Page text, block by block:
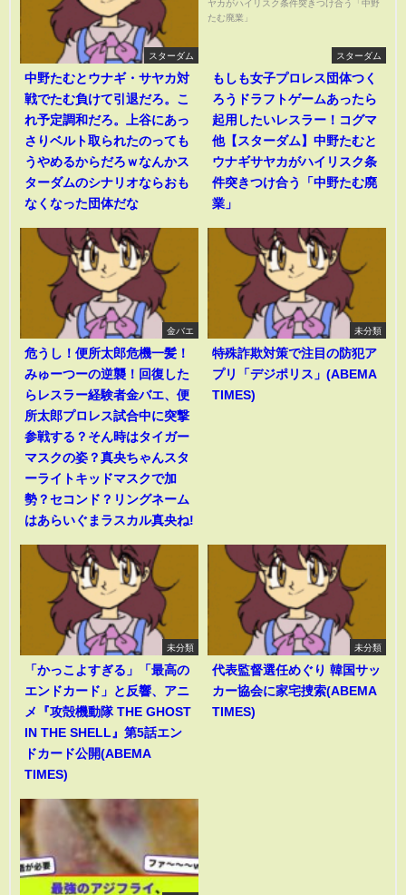
スターダム
中野たむとウナギ・サヤカ対
戦でたむ負けて引退だろ。こ
れ予定調和だろ。上谷にあっ
さりベルト取られたのっても
うやめるからだろｗなんかス
ターダムのシナリオならおも
なくなった団体だな
スターダム
もしも女子プロレス団体つく
ろうドラフトゲームあったら
起用したいレスラー！コグマ
他【スターダム】中野たむと
ウナギサヤカがハイリスク条
件突きつけ合う「中野たむ廃
業」
金バエ
危うし！便所太郎危機一髪！
みゅーつーの逆襲！回復した
らレスラー経験者金バエ、便
所太郎プロレス試合中に突撃
参戦する？そん時はタイガー
マスクの姿？真央ちゃんスタ
ーライトキッドマスクで加
勢？セコンド？リングネーム
はあらいぐまラスカル真央ね!
未分類
特殊詐欺対策で注目の防犯ア
プリ「デジポリス」(ABEMA
TIMES)
未分類
「かっこよすぎる」「最高の
エンドカード」と反響、アニ
メ『攻殻機動隊 THE GHOST
IN THE SHELL』第5話エン
ドカード公開(ABEMA
TIMES)
未分類
代表監督選任めぐり 韓国サッ
カー協会に家宅捜索(ABEMA
TIMES)